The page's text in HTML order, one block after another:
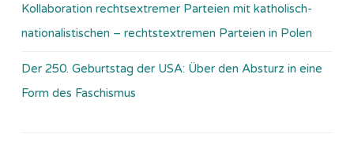
Kollaboration rechtsextremer Parteien mit katholisch-
nationalistischen – rechtstextremen Parteien in Polen
Der 250. Geburtstag der USA: Über den Absturz in eine
Form des Faschismus